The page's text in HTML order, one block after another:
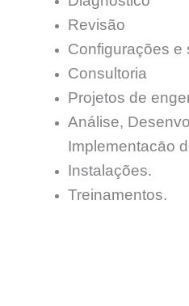
Revisão
Configurações e
Consultoria
Projetos de
Análise,
Implementacāo
Instalações.
Treinamentos.